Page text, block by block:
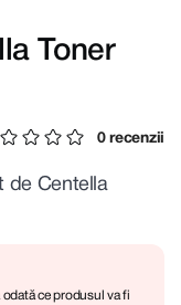
Toner
0 recenzii
de Centella
ce produsul va fi